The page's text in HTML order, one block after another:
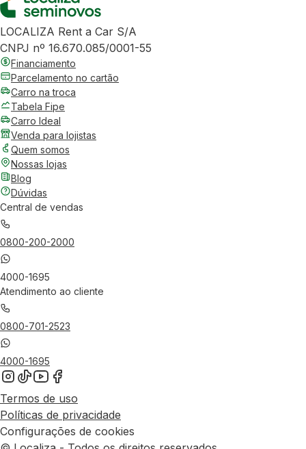
LOCALIZA Rent a Car S/A
CNPJ nº 16.670.085/0001-55
Financiamento
Parcelamento no cartão
Carro na troca
Tabela Fipe
Carro Ideal
Venda para lojistas
Quem somos
Nossas lojas
Blog
Dúvidas
Central de vendas
0800-200-2000
4000-1695
Atendimento ao cliente
0800-701-2523
4000-1695
Termos de uso
Políticas de privacidade
Configurações de cookies